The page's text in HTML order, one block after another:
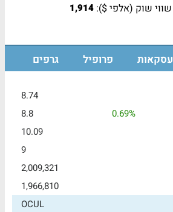
שווי שוק (אלפי $): 1,914
עסקאות פרופיל גרפים
8.74
0.69%
8.8
10.09
9
2,009,321
1,966,810
OCUL